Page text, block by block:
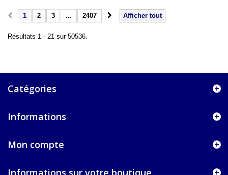
Afficher tout
1 2 3 ... 2407
Résultats 1 - 21 sur 50536.
Catégories
Informations
Mon compte
Informations sur votre boutique